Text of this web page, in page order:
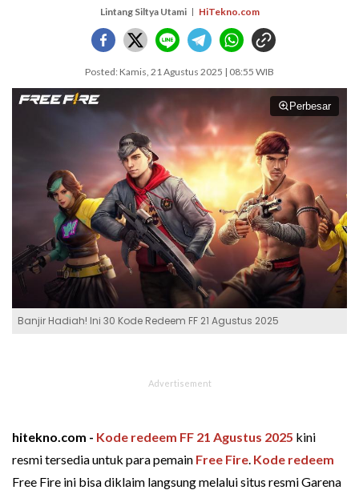
Lintang Siltya Utami HiTekno.com
Posted: Kamis, 21 Agustus 2025 | 08:55 WIB
Perbesar
Banjir Hadiah! Ini 30 Kode Redeem FF 21 Agustus 2025
hitekno.com - Kode redeem FF 21 Agustus 2025 kini
resmi tersedia untuk para pemain Free Fire. Kode redeem
Free Fire ini bisa diklaim langsung melalui situs resmi Garena